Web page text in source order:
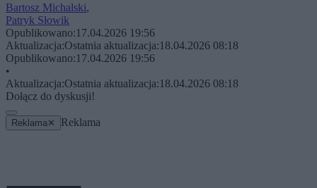
Bartosz Michalski,
Patryk Słowik
Opublikowano:17.04.2026 19:56
Aktualizacja:Ostatnia aktualizacja:18.04.2026 08:18
Opublikowano:17.04.2026 19:56
•
Aktualizacja:Ostatnia aktualizacja:18.04.2026 08:18
Dołącz do dyskusji!
Reklama ✕ Reklama